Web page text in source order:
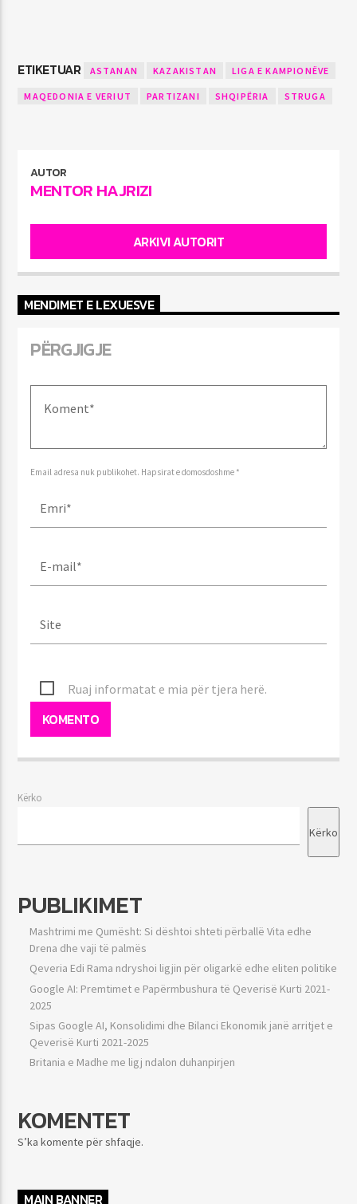
ETIKETUAR ASTANAN KAZAKISTAN LIGA E KAMPIONËVE
MAQEDONIA E VERIUT PARTIZANI SHQIPËRIA STRUGA
AUTOR
MENTOR HAJRIZI
ARKIVI AUTORIT
MENDIMET E LEXUESVE
PËRGJIGJE
Email adresa nuk publikohet. Hapsirat e domosdoshme *
Ruaj informatat e mia për tjera herë.
Kërko
Kërko
PUBLIKIMET
Mashtrimi me Qumësht: Si dështoi shteti përballë Vita edhe
Drena dhe vaji të palmës
Qeveria Edi Rama ndryshoi ligjin për oligarkë edhe eliten politike
Google AI: Premtimet e Papërmbushura të Qeverisë Kurti 2021-
2025
Sipas Google AI, Konsolidimi dhe Bilanci Ekonomik janë arritjet e
Qeverisë Kurti 2021-2025
Britania e Madhe me ligj ndalon duhanpirjen
KOMENTET
S’ka komente për shfaqje.
MAIN BANNER